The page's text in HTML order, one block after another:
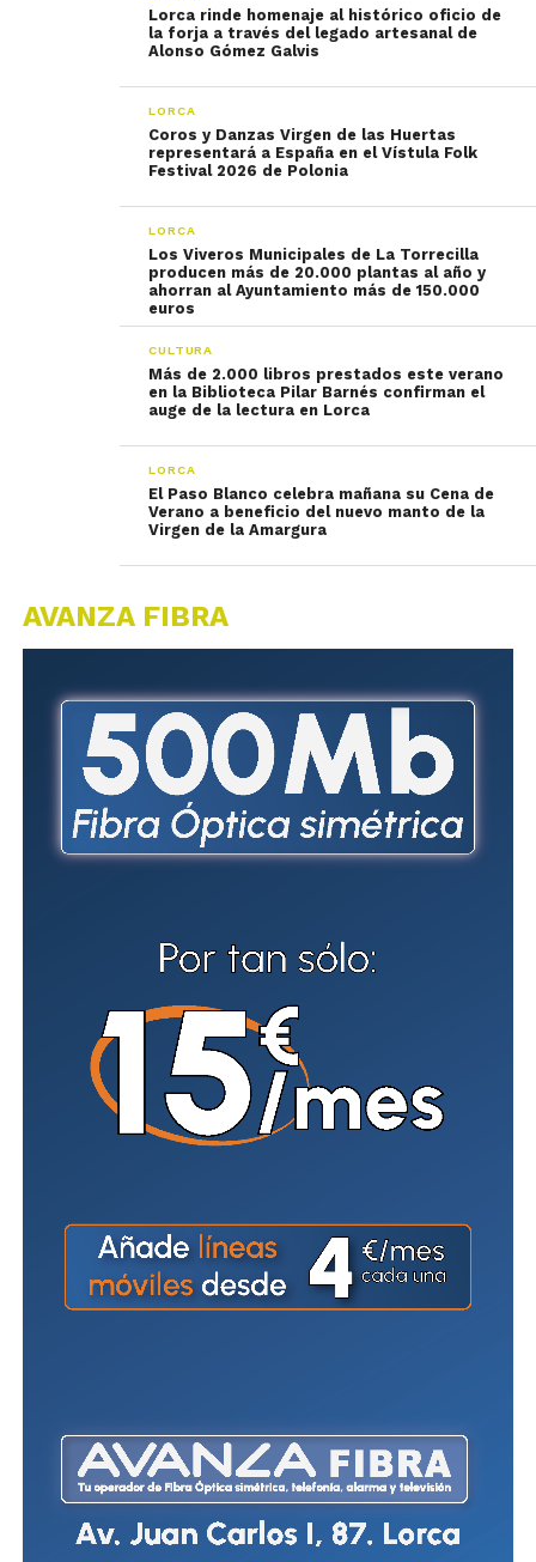
Lorca rinde homenaje al histórico oficio de
la forja a través del legado artesanal de
Alonso Gómez Galvis
LORCA
Coros y Danzas Virgen de las Huertas
representará a España en el Vístula Folk
Festival 2026 de Polonia
LORCA
Los Viveros Municipales de La Torrecilla
producen más de 20.000 plantas al año y
ahorran al Ayuntamiento más de 150.000
euros
CULTURA
Más de 2.000 libros prestados este verano
en la Biblioteca Pilar Barnés confirman el
auge de la lectura en Lorca
LORCA
El Paso Blanco celebra mañana su Cena de
Verano a beneficio del nuevo manto de la
Virgen de la Amargura
AVANZA FIBRA